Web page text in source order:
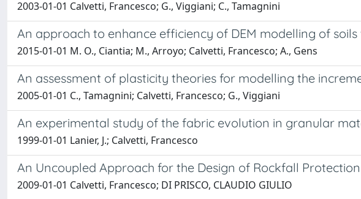
2003-01-01 Calvetti, Francesco; G., Viggiani; C., Tamagnini
An approach to enhance efficiency of DEM modelling of
2015-01-01 M. O., Ciantia; M., Arroyo; Calvetti, Francesco; A., Gens
An assessment of plasticity theories for modelling the
2005-01-01 C., Tamagnini; Calvetti, Francesco; G., Viggiani
An experimental study of the fabric evolution in granular
1999-01-01 Lanier, J.; Calvetti, Francesco
An Uncoupled Approach for the Design of Rockfall
2009-01-01 Calvetti, Francesco; DI PRISCO, CLAUDIO GIULIO